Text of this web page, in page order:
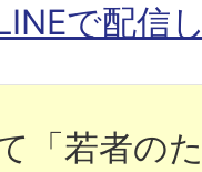
で配信
「若者の